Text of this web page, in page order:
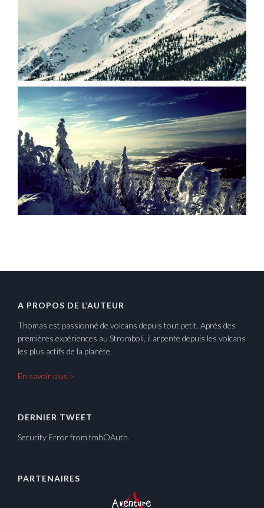
A PROPOS DE L’AUTEUR
Thomas est passionné de volcans depuis tout petit. Après des
premières expériences au Stromboli, il arpente depuis les volcans
les plus actifs de la planète.
En savoir plus >
DERNIER TWEET
Security Error from tmhOAuth.
PARTENAIRES